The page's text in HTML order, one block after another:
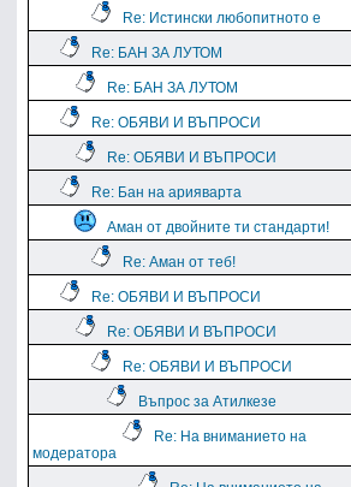
Re: Истински любопитното е
Re: БАН ЗА ЛУТОМ
Re: БАН ЗА ЛУТОМ
Re: ОБЯВИ И ВЪПРОСИ
Re: ОБЯВИ И ВЪПРОСИ
Re: Бан на арияварта
Аман от двойните ти стандарти!
Re: Аман от теб!
Re: ОБЯВИ И ВЪПРОСИ
Re: ОБЯВИ И ВЪПРОСИ
Re: ОБЯВИ И ВЪПРОСИ
Въпрос за Атилкезе
Re: На вниманието на
модератора